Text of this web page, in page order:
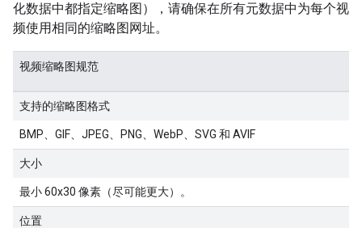
化数据中都指定缩略图），请确保在所有元数据中为每个视
频使用相同的缩略图网址。
视频缩略图规范
支持的缩略图格式
BMP、GIF、JPEG、PNG、WebP、SVG 和 AVIF
大小
最小 60x30 像素（尽可能更大）。
位置